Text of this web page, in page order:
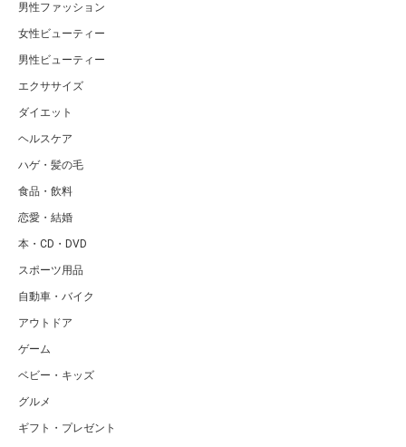
男性ファッション
女性ビューティー
男性ビューティー
エクササイズ
ダイエット
ヘルスケア
ハゲ・髪の毛
食品・飲料
恋愛・結婚
本・CD・DVD
スポーツ用品
自動車・バイク
アウトドア
ゲーム
ベビー・キッズ
グルメ
ギフト・プレゼント